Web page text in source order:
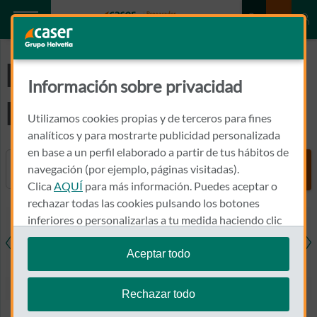
Preguntas
Frecuentes
Buscador
Salud Hogar Coche
Información sobre privacidad
Utilizamos cookies propias y de terceros para fines
analíticos y para mostrarte publicidad personalizada
en base a un perfil elaborado a partir de tus hábitos de
navegación (por ejemplo, páginas visitadas).
Clica AQUÍ para más información. Puedes aceptar o
rechazar todas las cookies pulsando los botones
inferiores o personalizarlas a tu medida haciendo clic
en"configurar cookies".
Te recordamos que puedes modificar tus ajustes de
cookies en cualquier momento en la sección
Aceptar todo
Rechazar todo